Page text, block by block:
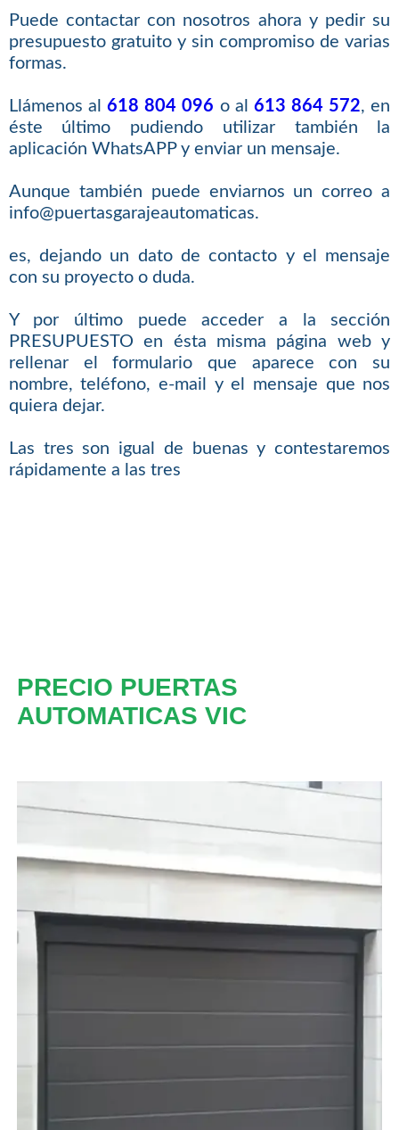
Puede contactar con nosotros ahora y pedir su
presupuesto gratuito y sin compromiso de varias
formas.
Llámenos al618 804 096 o al 613 864 572, en
éste último pudiendo utilizar también la
aplicación WhatsAPP y enviar un mensaje.
Aunque también puede enviarnos un correo a
info@puertasgarajeautomaticas.
es, dejando un dato de contacto y el mensaje
con su proyecto o duda.
Y por último puede acceder a la sección
PRESUPUESTO en ésta misma página web y
rellenar el formulario que aparece con su
nombre, teléfono, e-mail y el mensaje que nos
quiera dejar.
Las tres son igual de buenas y contestaremos
rápidamente a las tres
PRECIO PUERTAS
AUTOMATICAS VIC